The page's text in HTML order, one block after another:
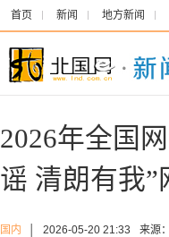
首页 新闻 地方新闻
2026年全国
谣 清朗有我
国内 2026-05-20 21:33 来源：